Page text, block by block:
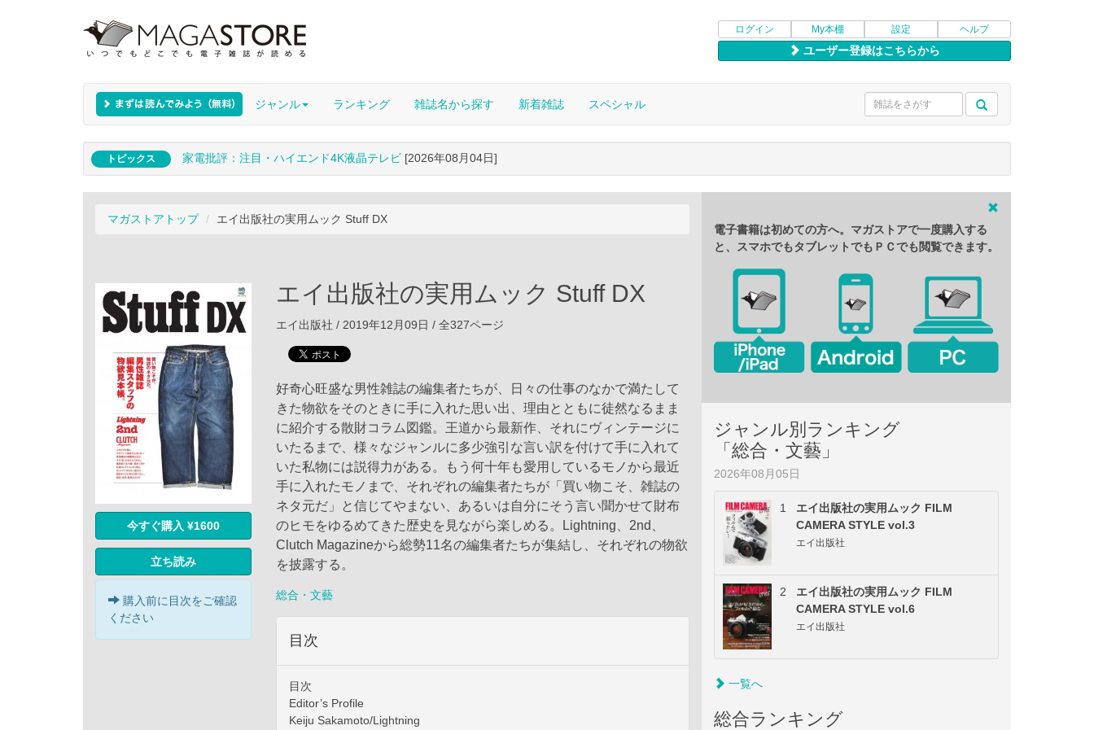
ログイン My本棚 設定 ヘルプ
ユーザー登録はこちらから
ジャンル ランキング 雑誌名から探す 新着雑誌 スペシャル
トピックス 家電批評：注目・ハイエンド4K液晶テレビ [2026年08月04日]
マガストアトップ エイ出版社の実用ムック Stuff DX
今すぐ購入 ¥1600
立ち読み
購入前に目次をご確認
ください
エイ出版社の実用ムック Stuff DX
エイ出版社 / 2019年12月09日 / 全327ページ
好奇心旺盛な男性雑誌の編集者たちが、日々の仕事のなかで満たして
きた物欲をそのときに手に入れた思い出、理由とともに徒然なるまま
に紹介する散財コラム図鑑。王道から最新作、それにヴィンテージに
いたるまで、様々なジャンルに多少強引な言い訳を付けて手に入れて
いた私物には説得力がある。もう何十年も愛用しているモノから最近
手に入れたモノまで、それぞれの編集者たちが「買い物こそ、雑誌の
ネタ元だ」と信じてやまない、あるいは自分にそう言い聞かせて財布
のヒモをゆるめてきた歴史を見ながら楽しめる。Lightning、2nd、
Clutch Magazineから総勢11名の編集者たちが集結し、それぞれの物欲
を披露する。
総合・文藝
目次
目次
Editor’s Profile
Keiju Sakamoto/Lightning
電子書籍は初めての方へ。マガストアで一度購入する
と、スマホでもタブレットでもＰＣでも閲覧できます。
ジャンル別ランキング
「総合・文藝」
2026年08月05日
1
エイ出版社の実用ムック FILM
CAMERA STYLE vol.3
エイ出版社
2
エイ出版社の実用ムック FILM
CAMERA STYLE vol.6
エイ出版社
一覧へ
総合ランキング